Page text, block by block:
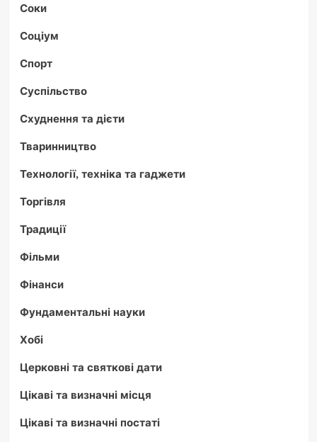
Соки
Соціум
Спорт
Суспільство
Схуднення та дієти
Тваринництво
Технології, техніка та гаджети
Торгівля
Традиції
Фільми
Фінанси
Фундаментальні науки
Хобі
Церковні та святкові дати
Цікаві та визначні місця
Цікаві та визначні постаті